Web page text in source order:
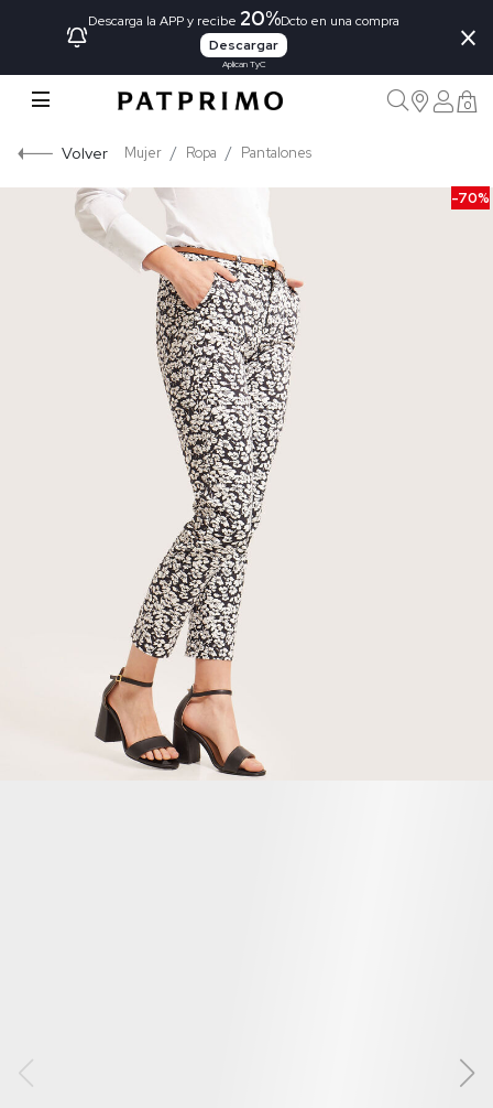
Descarga la APP y recibe 20%Dcto en una compra
Descargar
Aplican TyC
×
0
Volver Mujer Ropa Pantalones
-70%